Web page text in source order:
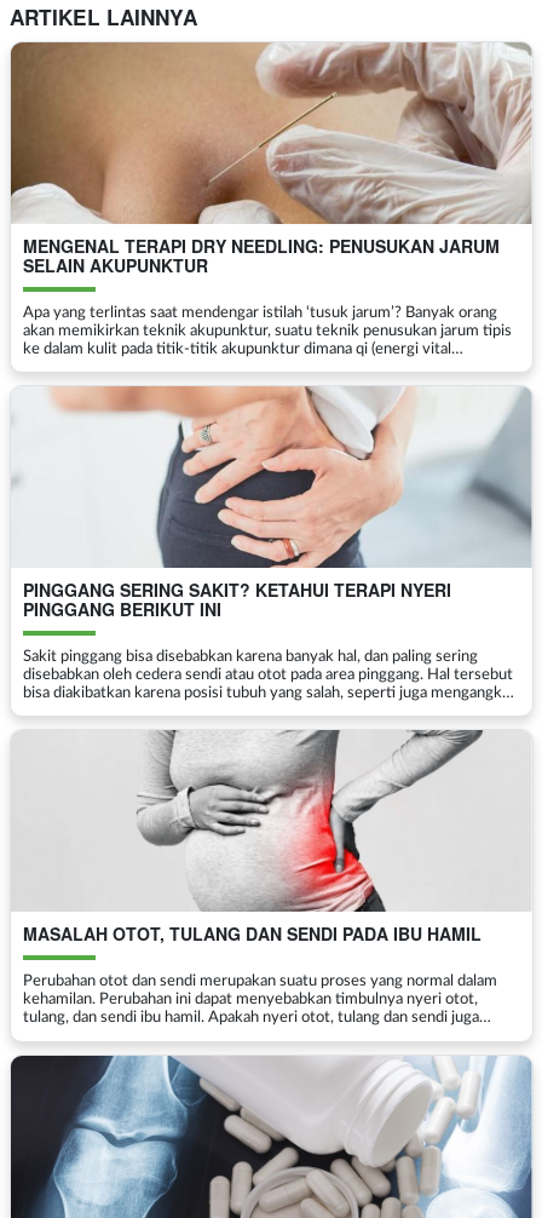
ARTIKEL LAINNYA
MENGENAL TERAPI DRY NEEDLING: PENUSUKAN JARUM
SELAIN AKUPUNKTUR
Apa yang terlintas saat mendengar istilah ‘tusuk jarum’? Banyak orang
akan memikirkan teknik akupunktur, suatu teknik penusukan jarum tipis
ke dalam kulit pada titik-titik akupunktur dimana qi (energi vital
PINGGANG SERING SAKIT? KETAHUI TERAPI NYERI
PINGGANG BERIKUT INI
Sakit pinggang bisa disebabkan karena banyak hal, dan paling sering
disebabkan oleh cedera sendi atau otot pada area pinggang. Hal tersebut
bisa diakibatkan karena posisi tubuh yang salah, seperti juga mengangkat
MASALAH OTOT, TULANG DAN SENDI PADA IBU HAMIL
Perubahan otot dan sendi merupakan suatu proses yang normal dalam
kehamilan. Perubahan ini dapat menyebabkan timbulnya nyeri otot,
tulang, dan sendi ibu hamil. Apakah nyeri otot, tulang dan sendi juga